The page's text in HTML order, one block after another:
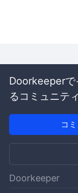
Doorkeeperで
るコミュニテ
コ
Doorkeeper